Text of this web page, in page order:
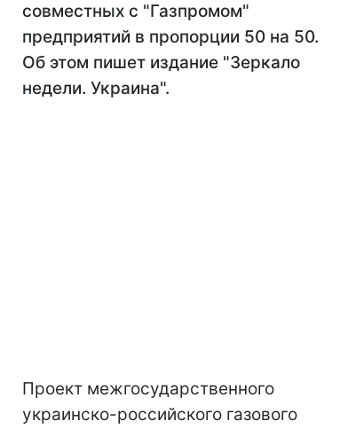
совместных с "Газпромом"
предприятий в пропорции 50 на 50.
Об этом пишет издание "Зеркало
недели. Украина".
Проект межгосударственного
украинско-российского газового